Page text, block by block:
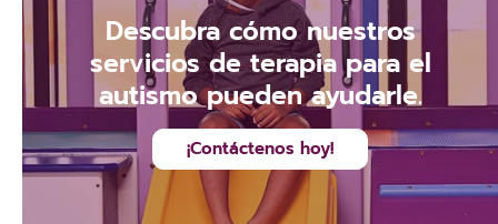
Descubra cómo nuestros
servicios de terapia para el
autismo pueden ayudarle.
¡Contáctenos hoy!